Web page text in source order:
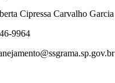
Cipressa Carvalho Garcia
9964